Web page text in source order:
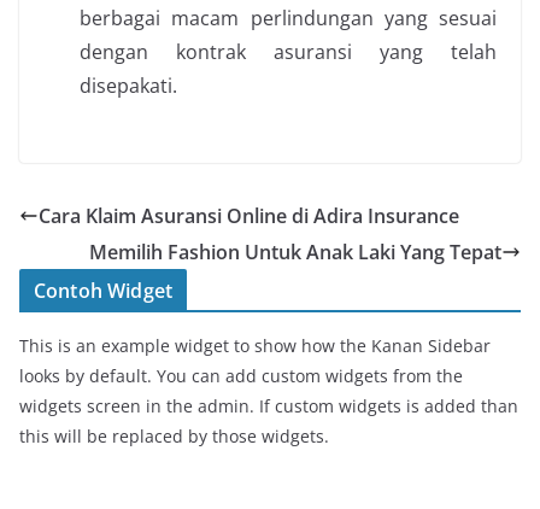
berbagai macam perlindungan yang sesuai
dengan kontrak asuransi yang telah
disepakati.
Cara Klaim Asuransi Online di Adira Insurance
Memilih Fashion Untuk Anak Laki Yang Tepat
Contoh Widget
This is an example widget to show how the Kanan Sidebar
looks by default. You can add custom widgets from the
widgets screen in the admin. If custom widgets is added than
this will be replaced by those widgets.